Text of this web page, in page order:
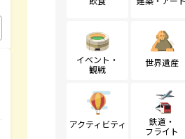
イベント・
観戦
世界遺産
アクティビティ
鉄道・
フライト